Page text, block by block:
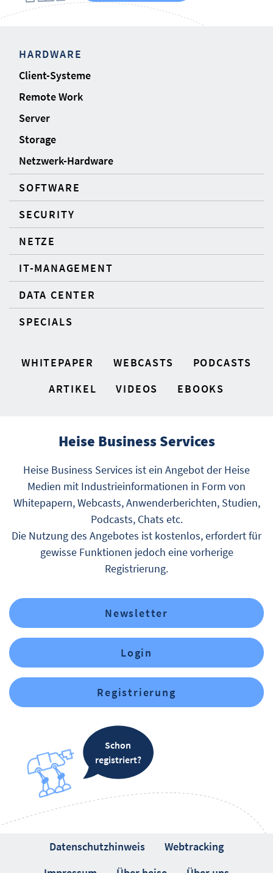
HARDWARE
Client-Systeme
Remote Work
Server
Storage
Netzwerk-Hardware
SOFTWARE
SECURITY
NETZE
IT-MANAGEMENT
DATA CENTER
SPECIALS
WHITEPAPER WEBCASTS
PODCASTS
ARTIKEL
VIDEOS EBOOKS
Heise Business Services
Heise Business Services ist ein Angebot der Heise
Medien mit Industrieinformationen in Form von
Whitepapern, Webcasts, Anwenderberichten, Studien,
Podcasts, Chats etc.
Die Nutzung des Angebotes ist kostenlos, erfordert für
gewisse Funktionen jedoch eine vorherige
Registrierung.
Newsletter
Login
Registrierung
Schon
registriert?
Datenschutzhinweis
Webtracking